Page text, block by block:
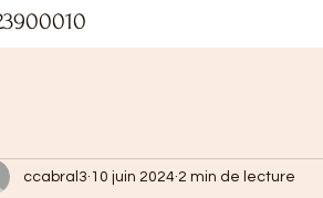
ccabral3 10 juin 2024 2 min de lecture